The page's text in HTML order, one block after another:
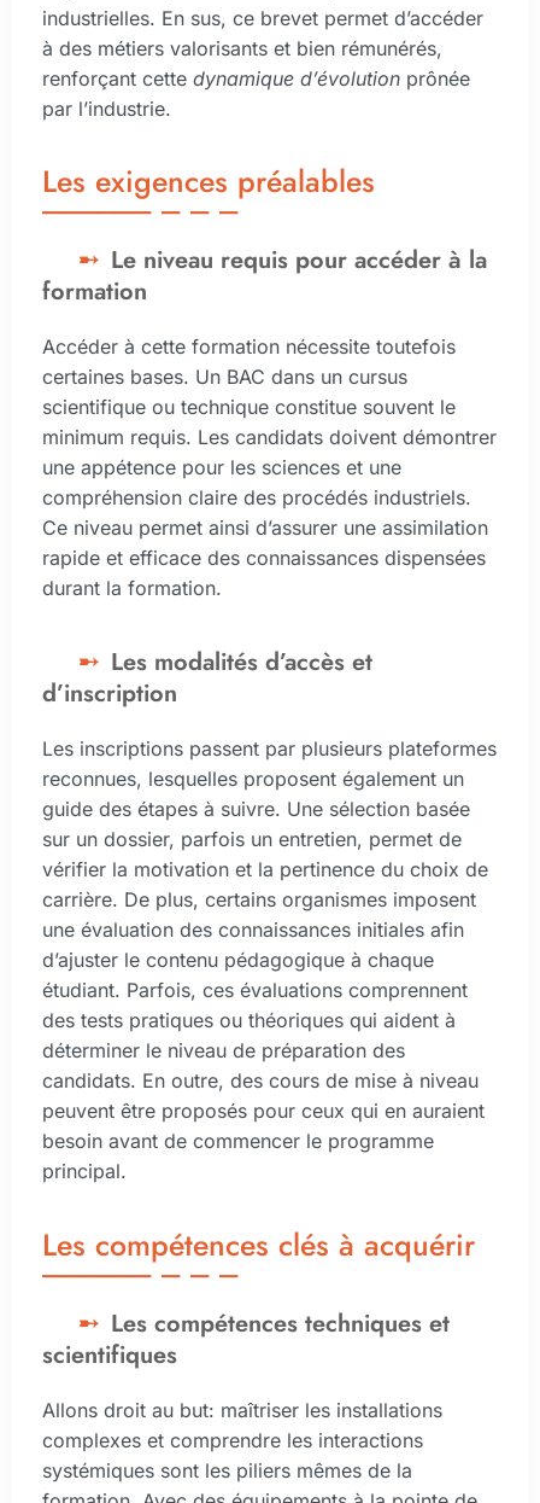
industrielles. En sus, ce brevet permet d’accéder
à des métiers valorisants et bien rémunérés,
renforçant cette dynamique d’évolution prônée
par l’industrie.
Les exigences préalables
Le niveau requis pour accéder à la
formation
Accéder à cette formation nécessite toutefois
certaines bases. Un BAC dans un cursus
scientifique ou technique constitue souvent le
minimum requis. Les candidats doivent démontrer
une appétence pour les sciences et une
compréhension claire des procédés industriels.
Ce niveau permet ainsi d’assurer une assimilation
rapide et efficace des connaissances dispensées
durant la formation.
Les modalités d’accès et
d’inscription
Les inscriptions passent par plusieurs plateformes
reconnues, lesquelles proposent également un
guide des étapes à suivre. Une sélection basée
sur un dossier, parfois un entretien, permet de
vérifier la motivation et la pertinence du choix de
carrière. De plus, certains organismes imposent
une évaluation des connaissances initiales afin
d’ajuster le contenu pédagogique à chaque
étudiant. Parfois, ces évaluations comprennent
des tests pratiques ou théoriques qui aident à
déterminer le niveau de préparation des
candidats. En outre, des cours de mise à niveau
peuvent être proposés pour ceux qui en auraient
besoin avant de commencer le programme
principal.
Les compétences clés à acquérir
Les compétences techniques et
scientifiques
Allons droit au but: maîtriser les installations
complexes et comprendre les interactions
systémiques sont les piliers mêmes de la